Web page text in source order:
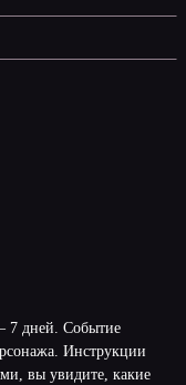
7 дней. Событие
Инструкции
вы увидите, какие